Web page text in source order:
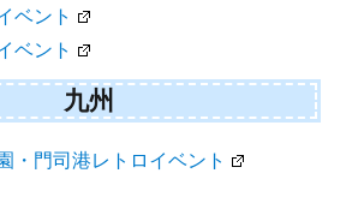
ベント
ベント
九州
・門司港レトロイベント